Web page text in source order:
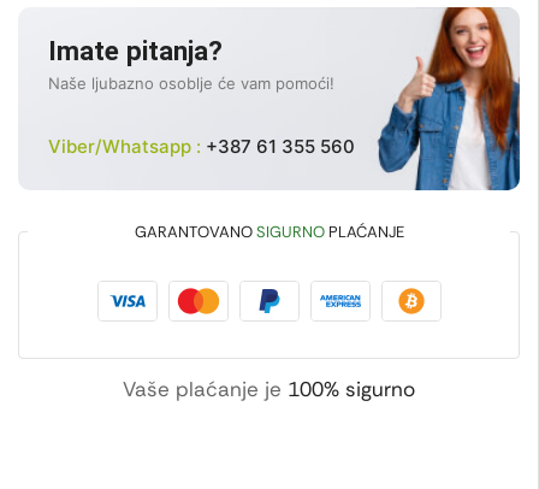
Imate pitanja?
Naše ljubazno osoblje će vam pomoći!
Viber/Whatsapp : +387 61 355 560
GARANTOVANOSIGURNOPLAĆANJE
Vaše plaćanje je 100% sigurno